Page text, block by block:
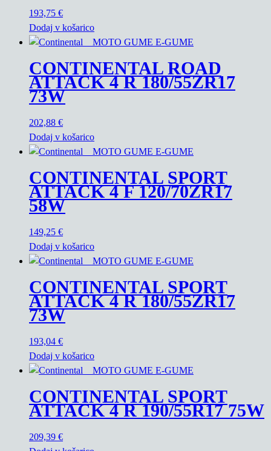
193,75 €
Dodaj v košarico
CONTINENTAL ROAD
ATTACK 4 R 180/55ZR17
73W
202,88 €
Dodaj v košarico
CONTINENTAL SPORT
ATTACK 4 F 120/70ZR17
58W
149,25 €
Dodaj v košarico
CONTINENTAL SPORT
ATTACK 4 R 180/55ZR17
73W
193,04 €
Dodaj v košarico
CONTINENTAL SPORT
ATTACK 4 R 190/55R17 75W
209,39 €